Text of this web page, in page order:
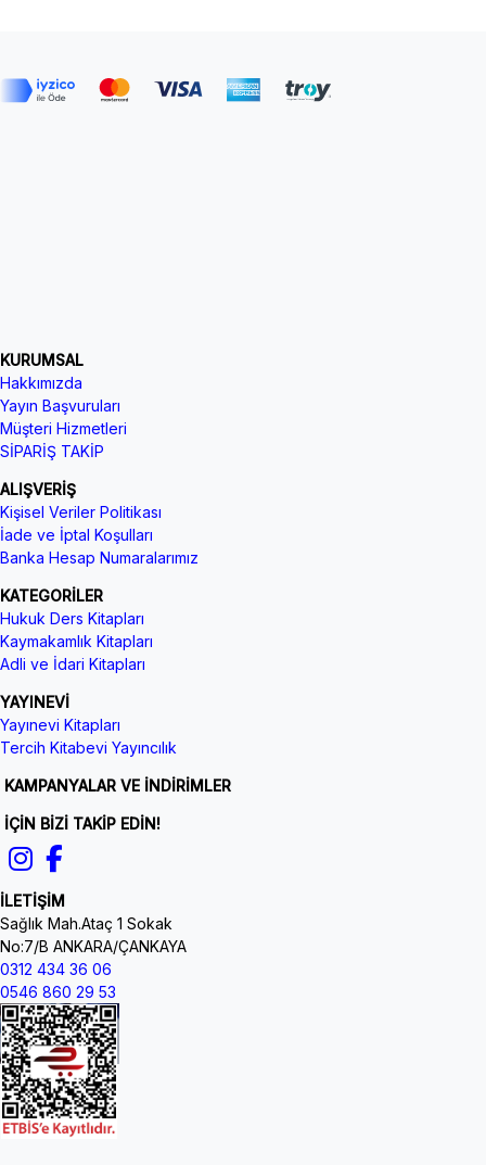
KURUMSAL
Hakkımızda
Yayın Başvuruları
Müşteri Hizmetleri
SİPARİŞ TAKİP
ALIŞVERİŞ
Kişisel Veriler Politikası
İade ve İptal Koşulları
Banka Hesap Numaralarımız
KATEGORİLER
Hukuk Ders Kitapları
Kaymakamlık Kitapları
Adli ve İdari Kitapları
YAYINEVİ
Yayınevi Kitapları
Tercih Kitabevi Yayıncılık
KAMPANYALAR VE İNDİRİMLER
İÇİN BİZİ TAKİP EDİN!
İLETİŞİM
Sağlık Mah.Ataç 1 Sokak
No:7/B ANKARA/ÇANKAYA
0312 434 36 06
0546 860 29 53